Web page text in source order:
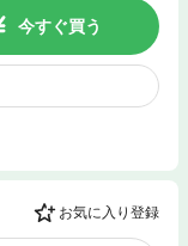
今すぐ買う
お気に入り登録